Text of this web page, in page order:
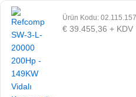
Ürün Kodu: 02.115.157
€ 39.455,36 + KDV